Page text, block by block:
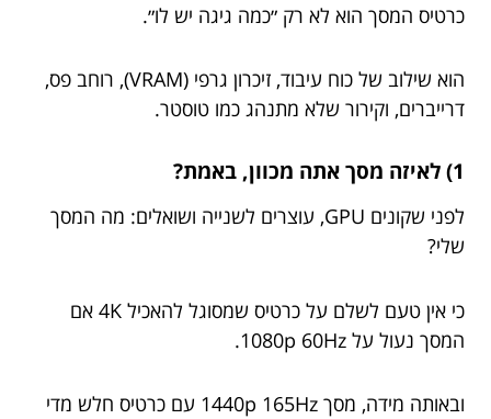
כרטיס המסך הוא לא רק ״כמה גיגה יש לו״.
הוא שילוב של כוח עיבוד, זיכרון גרפי (VRAM), רוחב פס,
דרייברים, וקירור שלא מתנהג כמו טוסטר.
1) לאיזה מסך אתה מכוון, באמת?
לפני שקונים GPU, עוצרים לשנייה ושואלים: מה המסך
שלי?
כי אין טעם לשלם על כרטיס שמסוגל להאכיל 4K אם
המסך נעול על 1080p 60Hz.
ובאותה מידה, מסך 1440p 165Hz עם כרטיס חלש מדי